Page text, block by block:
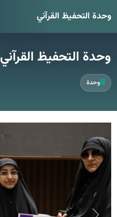
وحدة التحفيظ القرآني
وحدة التحفيظ القرآني
وحدة